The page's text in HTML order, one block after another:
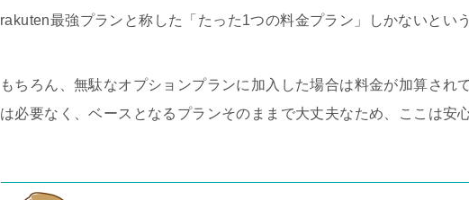
rakuten最強プランと称した「たった1つの料金プラン」しかないとい
もちろん、無駄なオプションプランに加入した場合は料金が加算され
は必要なく、ベースとなるプランそのままで大丈夫なため、ここは安